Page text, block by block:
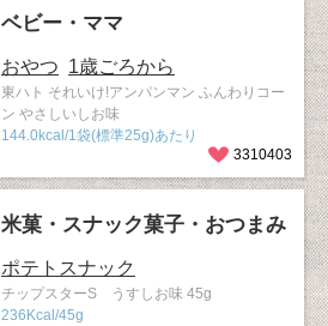
ベビー・ママ
おやつ 1歳ごろから
東ハト それいけ!アンパンマン ふんわりコー
ン やさしいしお味
144.0kcal/1袋(標準25g)あたり
3310403
米菓・スナック菓子・おつまみ
ポテトスナック
チップスターS うすしお味 45g
236Kcal/45g